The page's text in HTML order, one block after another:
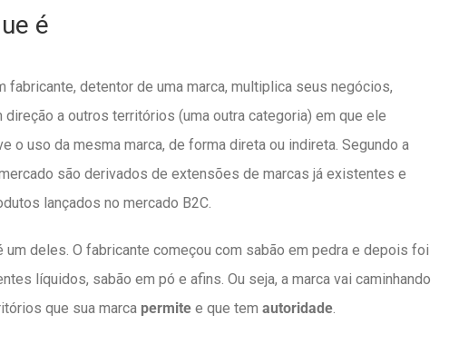
é
fabricante, detentor de uma marca, multiplica seus negócios,
a outros territórios (uma outra categoria) em que ele
o uso da mesma marca, de forma direta ou indireta. Segundo a
são derivados de extensões de marcas já existentes e
lançados no mercado B2C.
um deles. O fabricante começou com sabão em pedra e depois foi
líquidos, sabão em pó e afins. Ou seja, a marca vai caminhando
que sua marca permite e que tem autoridade.